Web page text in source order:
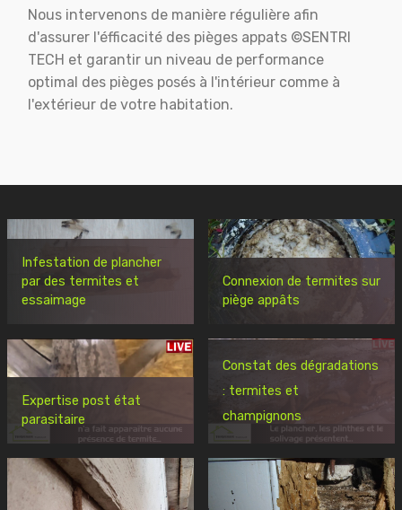
Nous intervenons de manière régulière afin
d'assurer l'éfficacité des pièges appats ©SENTRI
TECH et garantir un niveau de performance
optimal des pièges posés à l'intérieur comme à
l'extérieur de votre habitation.
Infestation de plancher
par des termites et
essaimage
Connexion de termites sur
piège appâts
Expertise post état
parasitaire
Constat des dégradations
: termites et
champignons